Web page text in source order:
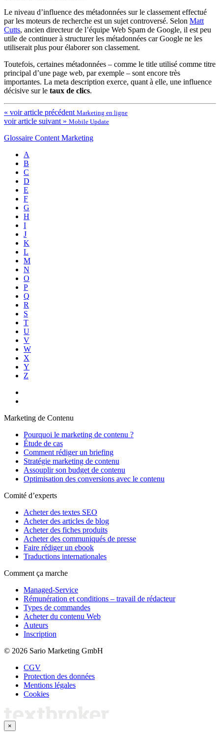
Le niveau d’influence des métadonnées sur le classement effectué
par les moteurs de recherche est un sujet controversé. Selon Matt
Cutts, ancien directeur de l’équipe Web Spam de Google, il est peu
utile de continuer à structurer les métadonnées car Google ne les
utiliserait plus pour élaborer son classement.
Toutefois, certaines métadonnées – comme le title utilisé comme titre
principal d’une page web, par exemple – sont encore très
importantes. La meta description exerce, quant à elle, une influence
décisive sur le taux de clics.
« voir article précédent Marketing en ligne
voir article suivant » Mobile Update
Glossaire Content Marketing
A
B
C
D
E
F
G
H
I
J
K
L
M
N
O
P
Q
R
S
T
U
V
W
X
Y
Z
Marketing de Contenu
Pourquoi le marketing de contenu ?
Étude de cas
Comment rédiger un briefing
Stratégie marketing de contenu
Assouplir son budget de contenu
Optimisation des conversions avec le contenu
Comité d’experts
Acheter des textes SEO
Acheter des articles de blog
Acheter des fiches produits
Acheter des communiqués de presse
Faire rédiger un ebook
Traductions internationales
Comment ça marche
Managed-Service
Rémunération et conditions – travail de rédacteur
Types de commandes
Acheter du contenu Web
Auteurs
Inscription
© 2026 Sario Marketing GmbH
CGV
Protection des données
Mentions légales
Cookies
×